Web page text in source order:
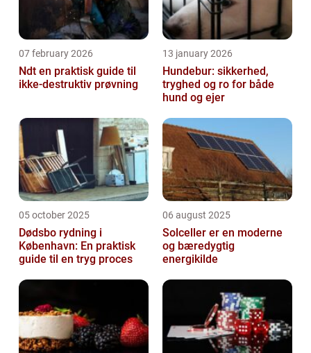
07 february 2026
Ndt en praktisk guide til
ikke-destruktiv prøvning
13 january 2026
Hundebur: sikkerhed,
tryghed og ro for både
hund og ejer
05 october 2025
Dødsbo rydning i
København: En praktisk
guide til en tryg proces
06 august 2025
Solceller er en moderne
og bæredygtig
energikilde